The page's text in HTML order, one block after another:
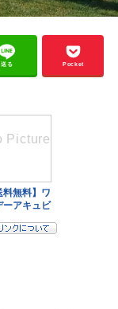
送る Pocket